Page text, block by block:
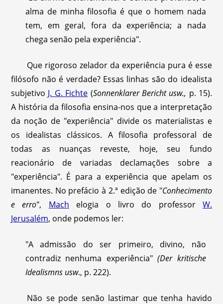
alma de minha filosofia é que o homem nada
tem, em geral, fora da experiência; a nada
chega senão pela experiência".
Que rigoroso zelador da experiência pura é esse
filósofo não é verdade? Essas linhas são do idealista
subjetivo J. G. Fichte (Sonnenklarer Bericht usw., p. 15).
A história da filosofia ensina-nos que a interpretação
da noção de "experiência" divide os materialistas e
os idealistas clássicos. A filosofia professoral de
todas as nuanças reveste, hoje, seu fundo
reacionário de variadas declamações sobre a
"experiência". É para a experiência que apelam os
imanentes. No prefácio à 2.ª edição de "Conhecimento
e erro", Mach elogia o livro do professor W.
Jerusalém, onde podemos ler:
"A admissão do ser primeiro, divino, não
contradiz nenhuma experiência"(Der kritische
Idealismns usw., p. 222).
Não se pode senão lastimar que tenha havido